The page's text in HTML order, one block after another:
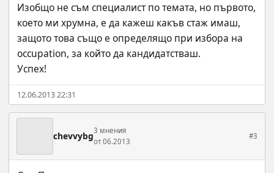
Изобщо не съм специалист по темата, но първото,
което ми хрумна, е да кажеш какъв стаж имаш,
защото това също е определящо при избора на
occupation, за който да кандидатстваш.
Успех!
12.06.2013 22:31
chevvybg3 мнения
от 06.2013
#3